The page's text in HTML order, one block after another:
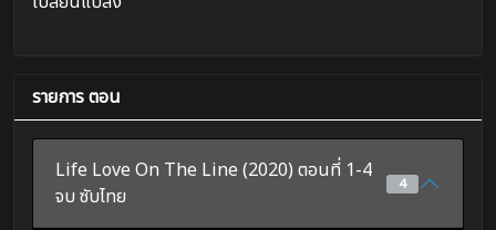
รายการ ตอน
Life Love On The Line (2020) ตอนที่ 1-4
จบ ซับไทย
4